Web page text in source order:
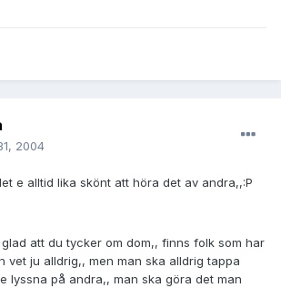
2004
e alltid lika skönt att höra det av andra,,:P
att du tycker om dom,, finns folk som har
vet ju alldrig,, men man ska alldrig tappa
lyssna på andra,, man ska göra det man